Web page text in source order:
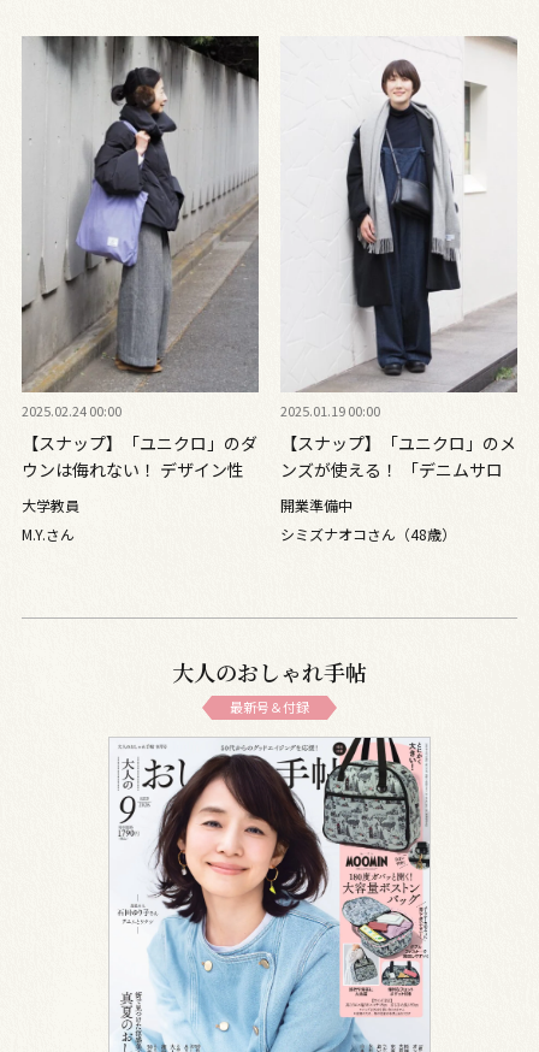
2025.02.24 00:00
【スナップ】「ユニクロ」のダ
ウンは侮れない！ デザイン性
もコスパも◎のシーズンアイテ
大学教員
M.Y.さん
2025.01.19 00:00
【スナップ】「ユニクロ」のメ
ンズが使える！ 「デニムサロ
ペット」は小物＆色使いで大人
仕様に
開業準備中
シミズナオコさん（48歳）
大人のおしゃれ手帖
最新号＆付録